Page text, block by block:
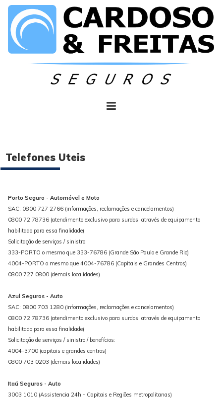
Telefones Uteis
Porto Seguro - Automóvel e Moto
SAC: 0800 727 2766 (informações, reclamações e cancelamentos)
0800 72 78736 (atendimento exclusivo para surdos, através de equipamento
habilitado para essa finalidade)
Solicitação de serviços / sinistro:
333-PORTO o mesmo que 333-76786 (Grande São Paulo e Grande Rio)
4004-PORTO o mesmo que 4004-76786 (Capitais e Grandes Centros)
0800 727 0800 (demais localidades)
Azul Seguros - Auto
SAC: 0800 703 1280 (informações, reclamações e cancelamentos)
0800 72 78736 (atendimento exclusivo para surdos, através de equipamento
habilitado para essa finalidade)
Solicitação de serviços / sinistro / benefícios:
4004-3700 (capitais e grandes centros)
0800 703 0203 (demais localidades)
Itaú Seguros - Auto
3003 1010 (Assistencia 24h - Capitais e Regiões metropolitanas)